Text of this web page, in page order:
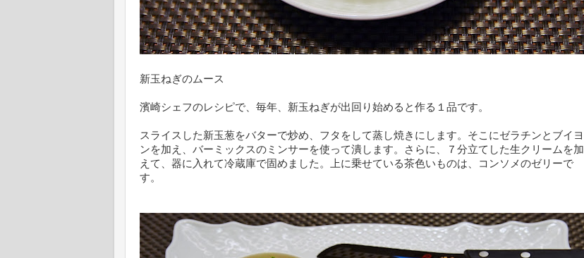
新玉ねぎのムース
濱崎シェフのレシピで、毎年、新玉ねぎが出回り始めると作る１品です。
スライスした新玉葱をバターで炒め、フタをして蒸し焼きにします。そこにゼラチンとブイヨ
ンを加え、バーミックスのミンサーを使って潰します。さらに、７分立てした生クリームを加
えて、器に入れて冷蔵庫で固めました。上に乗せている茶色いものは、コンソメのゼリーで
す。